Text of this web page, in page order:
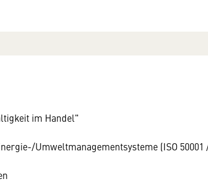
im Handel"
Umweltmanagementsysteme (ISO 50001